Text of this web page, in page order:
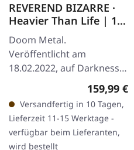
Preis:
REVEREND BIZARRE ·
Heavier Than Life | 11
TAPE BOX CASSBOX
Doom Metal.
Veröffentlicht am
18.02.2022, auf Darkness
Shall Rise. Offizielle 11
Aufnahmen von Reverend
Bizarre. In einer
schweren…
159,99 €
Versandfertig in 10 Tagen,
Lieferzeit 11-15 Werktage -
verfügbar beim Lieferanten,
wird bestellt